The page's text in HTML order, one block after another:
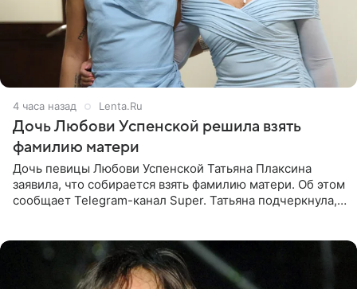
4 часа назад Lenta.Ru
Дочь Любови Успенской решила взять
фамилию матери
Дочь певицы Любови Успенской Татьяна Плаксина
заявила, что собирается взять фамилию матери. Об этом
сообщает Telegram-канал Super. Татьяна подчеркнула,